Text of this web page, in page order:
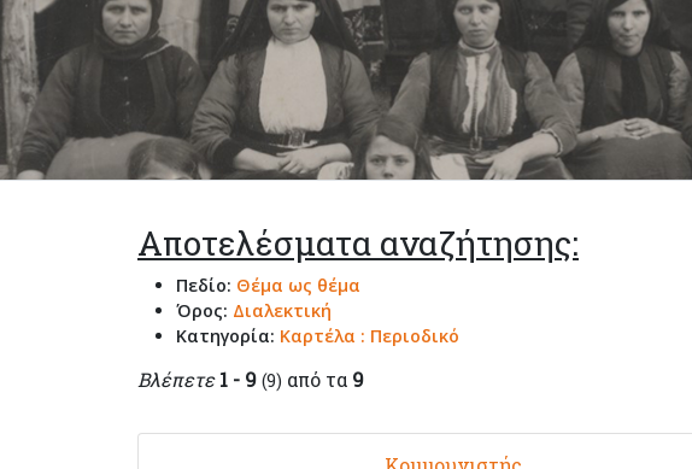
Αποτελέσματα αναζήτησης:
Πεδίο: Θέμα ως θέμα
Όρος: Διαλεκτική
Κατηγορία: Καρτέλα : Περιοδικό
Βλέπετε 1 - 9 (9) από τα 9